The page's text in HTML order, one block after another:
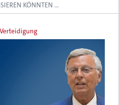
KÖNNTEN …